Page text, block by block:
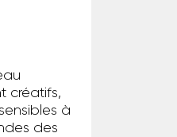
créatifs,
à
des